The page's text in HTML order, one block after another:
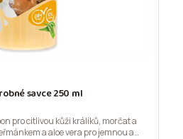
savce 250 ml
pro citlivou kůži králíků, morčat a
a aloe vera pro jemnou a